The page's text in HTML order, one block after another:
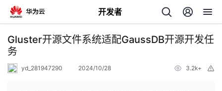
开发者
返
回
Gluster开源文件系统适配GaussDB开源开发任
务
yd_281947290 2024/10/28 3.2k+